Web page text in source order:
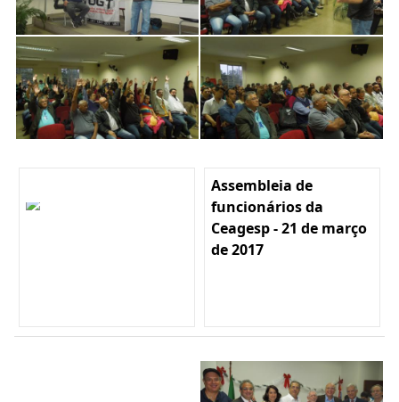
Assembleia de
funcionários da
Ceagesp - 21 de março
de 2017